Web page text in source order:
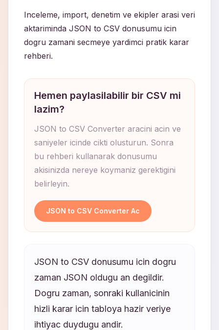
Inceleme, import, denetim ve ekipler arasi veri
aktariminda JSON to CSV donusumu icin
dogru zamani secmeye yardimci pratik karar
rehberi.
Hemen paylasilabilir bir CSV mi
lazim?
JSON to CSV Converter aracini acin ve
saniyeler icinde cikti olusturun. Sonra
bu rehberi kullanarak donusumu
akisinizda nereye koymaniz gerektigini
belirleyin.
JSON to CSV Converter Ac
JSON to CSV donusumu icin dogru
zaman JSON oldugu an degildir.
Dogru zaman, sonraki kullanicinin
hizli karar icin tabloya hazir veriye
ihtiyac duydugu andir.